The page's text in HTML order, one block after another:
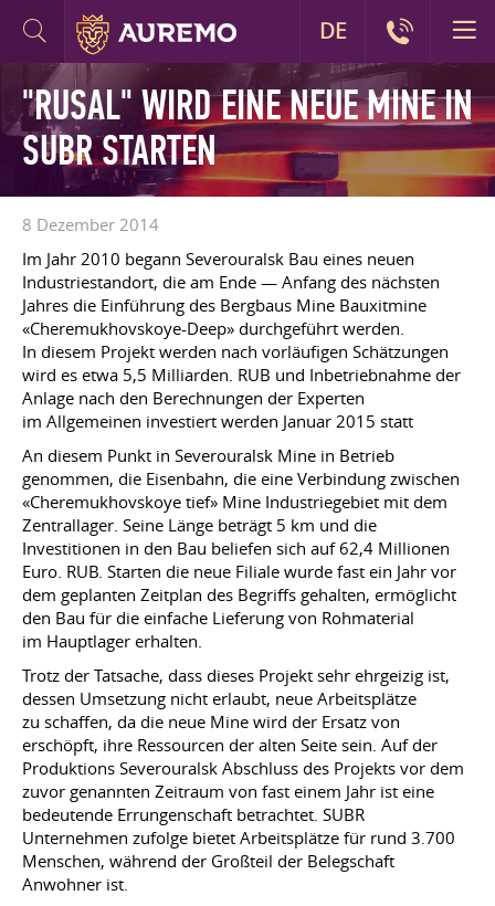
"RUSAL" WIRD EINE NEUE MINE IN
SUBR STARTEN
8 Dezember 2014
Im Jahr 2010 begann Severouralsk Bau eines neuen
Industriestandort, die am Ende — Anfang des nächsten
Jahres die Einführung des Bergbaus Mine Bauxitmine
«Cheremukhovskoye-Deep» durchgeführt werden.
In diesem Projekt werden nach vorläufigen Schätzungen
wird es etwa 5,5 Milliarden. RUB und Inbetriebnahme der
Anlage nach den Berechnungen der Experten
im Allgemeinen investiert werden Januar 2015 statt
An diesem Punkt in Severouralsk Mine in Betrieb
genommen, die Eisenbahn, die eine Verbindung zwischen
«Cheremukhovskoye tief» Mine Industriegebiet mit dem
Zentrallager. Seine Länge beträgt 5 km und die
Investitionen in den Bau beliefen sich auf 62,4 Millionen
Euro. RUB. Starten die neue Filiale wurde fast ein Jahr vor
dem geplanten Zeitplan des Begriffs gehalten, ermöglicht
den Bau für die einfache Lieferung von Rohmaterial
im Hauptlager erhalten.
Trotz der Tatsache, dass dieses Projekt sehr ehrgeizig ist,
dessen Umsetzung nicht erlaubt, neue Arbeitsplätze
zu schaffen, da die neue Mine wird der Ersatz von
erschöpft, ihre Ressourcen der alten Seite sein. Auf der
Produktions Severouralsk Abschluss des Projekts vor dem
zuvor genannten Zeitraum von fast einem Jahr ist eine
bedeutende Errungenschaft betrachtet. SUBR
Unternehmen zufolge bietet Arbeitsplätze für rund 3.700
Menschen, während der Großteil der Belegschaft
Anwohner ist.
DE